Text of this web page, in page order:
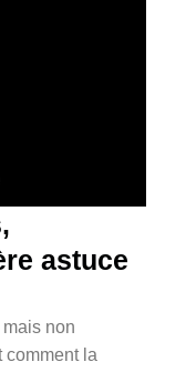
astuce
non
comment la